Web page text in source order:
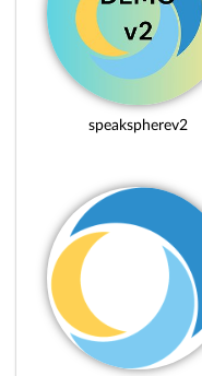
speakspherev2